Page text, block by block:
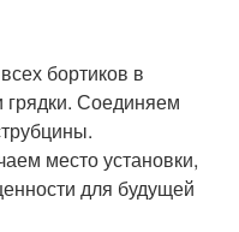
бортиков в
грядки. Соединяем
место установки,
для будущей